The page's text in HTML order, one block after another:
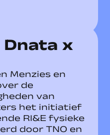
Dnata x
Menzies en
de
van
het initiatief
RI&E fysieke
door TNO en